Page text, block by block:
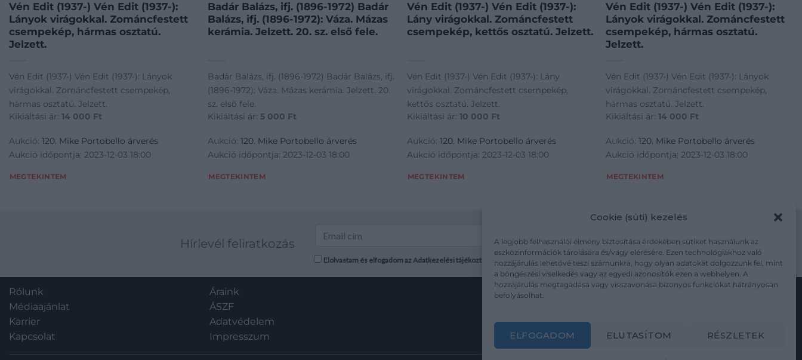
Cookie (süti) kezelés
A legjobb felhasználói élmény biztosítása érdekében sütiket használunk az
eszközinformációk tárolására és/vagy elérésére. Ezen technológiákhoz való
hozzájárulás lehetővé teszi számunkra, hogy olyan adatokat dolgozzunk fel, mint
a böngészési viselkedés vagy az egyedi azonosítók ezen a webhelyen. A
hozzájárulás megtagadása vagy visszavonása bizonyos funkciókat hátrányosan
befolyásolhat.
ELFOGADOM ELUTASÍTOM RÉSZLETEK
Vén Edit (1937-) Vén Edit (1937-):
Lányok virágokkal. Zománcfestett
csempekép, hármas osztatú.
Jelzett.
Vén Edit (1937-) Vén Edit (1937-): Lányok
virágokkal. Zománcfestett csempekép,
hármas osztatú. Jelzett.
Kikiáltási ár: 14 000 Ft
Aukció: 120. Mike Portobello árverés
Aukció időpontja: 2023-12-03 18:00
MEGTEKINTEM
Badár Balázs, ifj. (1896-1972) Badár
Balázs, ifj. (1896-1972): Váza. Mázas
kerámia. Jelzett. 20. sz. első fele.
Badár Balázs, ifj. (1896-1972) Badár Balázs, ifj.
(1896-1972): Váza. Mázas kerámia. Jelzett. 20.
sz. első fele.
Kikiáltási ár: 5 000 Ft
Aukció:120. Mike Portobello árverés
Aukció időpontja: 2023-12-03 18:00
MEGTEKINTEM
Vén Edit (1937-) Vén Edit (1937-):
Lány virágokkal. Zománcfestett
csempekép, kettős osztatú. Jelzett.
Vén Edit (1937-) Vén Edit (1937-): Lány
virágokkal. Zománcfestett csempekép,
kettős osztatú. Jelzett.
Kikiáltási ár: 10 000 Ft
Aukció: 120. Mike Portobello árverés
Aukció időpontja: 2023-12-03 18:00
MEGTEKINTEM
Vén Edit (1937-) Vén Edit (1937-):
Lányok virágokkal. Zománcfestett
csempekép, hármas osztatú.
Jelzett.
Vén Edit (1937-) Vén Edit (1937-): Lányok
virágokkal. Zománcfestett csempekép,
hármas osztatú. Jelzett.
Kikiáltási ár:14 000 Ft
Aukció:120. Mike Portobello árverés
Aukció időpontja: 2023-12-03 18:00
MEGTEKINTEM
Hírlevél feliratkozás
Elolvastam és elfogadom az Adatkezelési tájékoztatót: mutargy.com/adatkezelesi-tajekoztato/
Rólunk
Médiaajánlat
Karrier
Kapcsolat
Áraink
ÁSZF
Adatvédelem
Impresszum